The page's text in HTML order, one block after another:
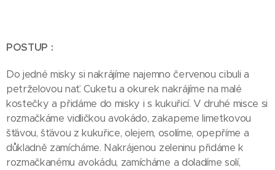
POSTUP :
Do jedné misky si nakrájíme najemno červenou cibuli a
petrželovou nať. Cuketu a okurek nakrájíme na malé
kostečky a přidáme do misky i s kukuřicí. V druhé misce si
rozmačkáme vidličkou avokádo, zakapeme limetkovou
šťávou, šťávou z kukuřice, olejem, osolíme, opepříme a
důkladně zamícháme. Nakrájenou zeleninu přidáme k
rozmačkanému avokádu, zamícháme a doladíme solí,